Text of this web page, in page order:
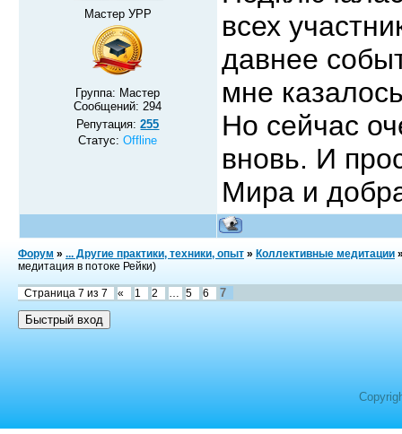
Мастер УРР
Группа: Мастер
Сообщений: 294
Репутация:255
Статус:Offline
всех
давнее
мне
Но сейчас
вновь. И
Мира и
Форум » ... Другие практики, техники, опыт » Коллективные медитации
медитация в потоке Рейки)
Страница 7 из 7 « 1 2 5 6 7